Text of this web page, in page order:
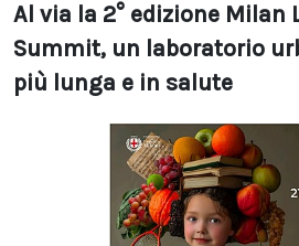
Al via la 2° edizione Milan
Summit, un laboratorio
più lunga e in salute